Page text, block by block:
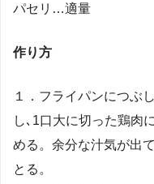
パセリ…適量
作り方
１．フライパンにつぶ
し､1口大に切った鶏肉
める。余分な汁気が出
とる。